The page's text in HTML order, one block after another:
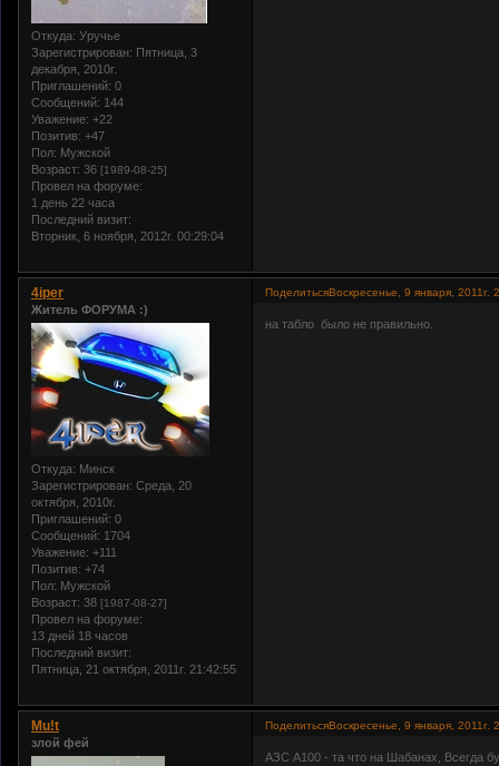
Откуда: Уручье
Зарегистрирован: Пятница, 3
декабря, 2010г.
Приглашений: 0
Сообщений: 144
Уважение: +22
Позитив: +47
Пол: Мужской
Возраст: 36 [1989-08-25]
Провел на форуме:
1 день 22 часа
Последний визит:
Вторник, 6 ноября, 2012г. 00:29:04
ПоделитьсяВоскресенье, 9 января, 2011г.
4iper
Житель ФОРУМА :)
Откуда: Минск
Зарегистрирован: Среда, 20
октября, 2010г.
Приглашений: 0
Сообщений: 1704
Уважение: +111
Позитив: +74
Пол: Мужской
Возраст: 38 [1987-08-27]
Провел на форуме:
13 дней 18 часов
Последний визит:
Пятница, 21 октября, 2011г. 21:42:55
на табло было не правильно.
ПоделитьсяВоскресенье, 9 января, 2011г.
Mu!t
злой фей
АЗС А100 - та что на Шабанах, Всегда